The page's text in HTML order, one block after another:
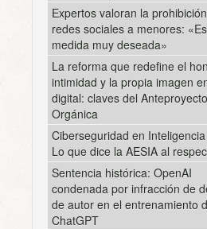
Expertos valoran la
redes sociales a menores:
medida muy deseada»
La reforma que redefine el
intimidad y la propia imagen
digital: claves del
Orgánica
Ciberseguridad en
Lo que dice la AESIA al
Sentencia histórica: OpenAI
condenada por infracción de
de autor en el entrenamiento
ChatGPT